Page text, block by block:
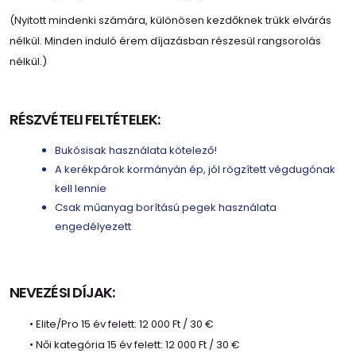
(Nyitott mindenki számára, különösen kezdőknek trükk elvárás
nélkül. Minden induló érem díjazásban részesül rangsorolás
nélkül.)
RÉSZVÉTELI FELTÉTELEK:
Bukósisak használata kötelező!
A kerékpárok kormányán ép, jól rögzített végdugónak
kell lennie
Csak műanyag borítású pegek használata
engedélyezett
NEVEZÉSI DÍJAK:
• Elite/Pro 15 év felett: 12 000 Ft / 30 €
• Női kategória 15 év felett: 12 000 Ft / 30 €